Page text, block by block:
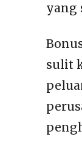
yang
sulit